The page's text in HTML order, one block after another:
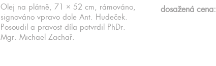
Olej na plátně, 71 × 52 cm, rámováno,
signováno vpravo dole Ant. Hudeček.
Posoudil a pravost díla potvrdil PhDr.
Mgr. Michael Zachař.
dosažená cena: